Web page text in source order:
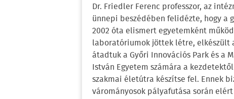
Dr. Friedler Ferenc professzor, az
ünnepi beszédében felidézte, hogy a
2002 óta elismert egyetemként
laboratóriumok jöttek létre, elkészült
átadtuk a Győri Innovációs Park és a
István Egyetem számára a
szakmai életútra készítse fel. Ennek
várományosok pályafutása során